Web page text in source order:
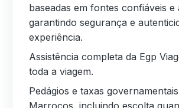
baseadas em fontes confiáveis e
garantindo segurança e
experiência.
Assistência completa da Egp
toda a viagem.
Pedágios e taxas